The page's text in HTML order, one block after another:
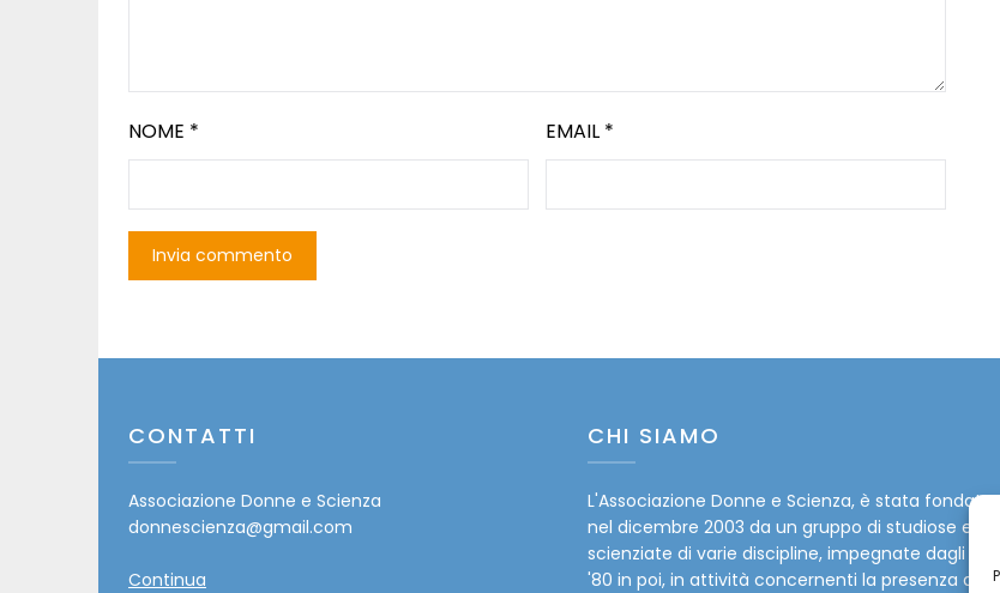
NOME * EMAIL *
CONTATTI
Associazione Donne e Scienza
donnescienza@gmail.com
Continua
CHI SIAMO
L'Associazione Donne e Scienza, è stata fondata
nel dicembre 2003 da un gruppo di studiose e
scienziate di varie discipline, impegnate dagli anni
'80 in poi, in attività concernenti la presenza